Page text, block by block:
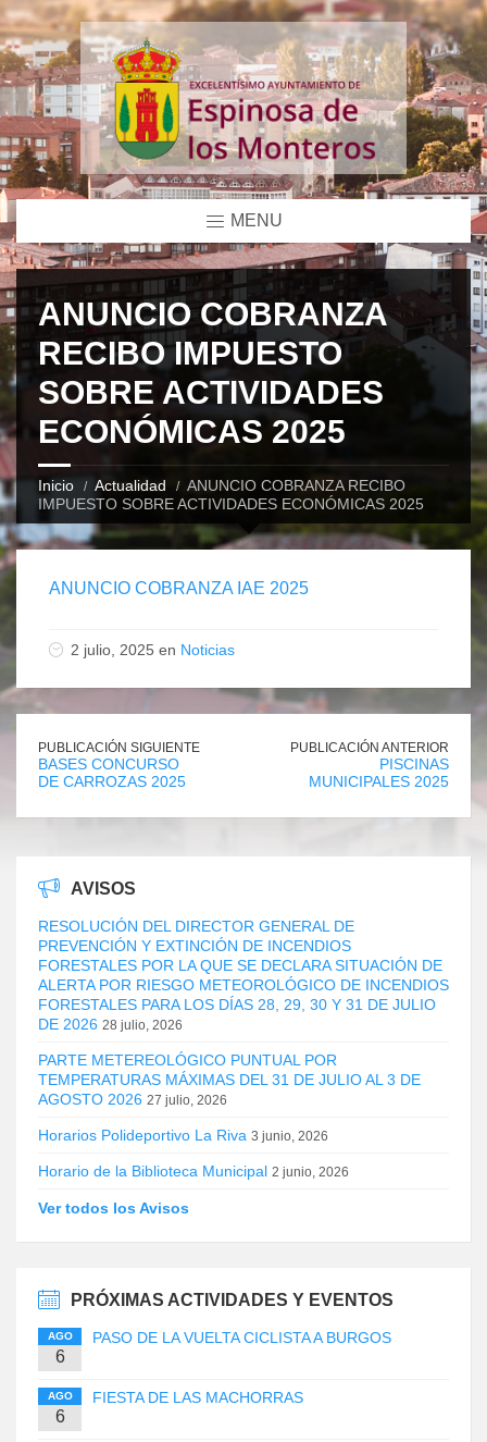
MENU
ANUNCIO COBRANZA
RECIBO IMPUESTO
SOBRE ACTIVIDADES
ECONÓMICAS 2025
Inicio Actualidad
ANUNCIO COBRANZA RECIBO
IMPUESTO SOBRE ACTIVIDADES ECONÓMICAS 2025
ANUNCIO COBRANZA IAE 2025
2 julio, 2025 en Noticias
PUBLICACIÓN SIGUIENTE
BASES CONCURSO
DE CARROZAS 2025
PUBLICACIÓN ANTERIOR
PISCINAS
MUNICIPALES 2025
AVISOS
RESOLUCIÓN DEL DIRECTOR GENERAL DE
PREVENCIÓN Y EXTINCIÓN DE INCENDIOS
FORESTALES POR LA QUE SE DECLARA SITUACIÓN DE
ALERTA POR RIESGO METEOROLÓGICO DE INCENDIOS
FORESTALES PARA LOS DÍAS 28, 29, 30 Y 31 DE JULIO
DE 2026 28 julio, 2026
PARTE METEREOLÓGICO PUNTUAL POR
TEMPERATURAS MÁXIMAS DEL 31 DE JULIO AL 3 DE
AGOSTO 2026 27 julio, 2026
Horarios Polideportivo La Riva 3 junio, 2026
Horario de la Biblioteca Municipal 2 junio, 2026
Ver todos los Avisos
PRÓXIMAS ACTIVIDADES Y EVENTOS
AGO
6
PASO DE LA VUELTA CICLISTA A BURGOS
AGO
6
FIESTA DE LAS MACHORRAS